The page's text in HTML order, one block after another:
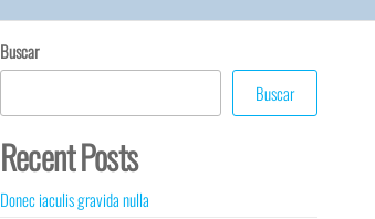
Buscar
Buscar
Recent Posts
Donec iaculis gravida nulla